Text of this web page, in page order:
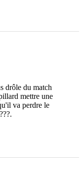
drôle du match
mettre une
va perdre le